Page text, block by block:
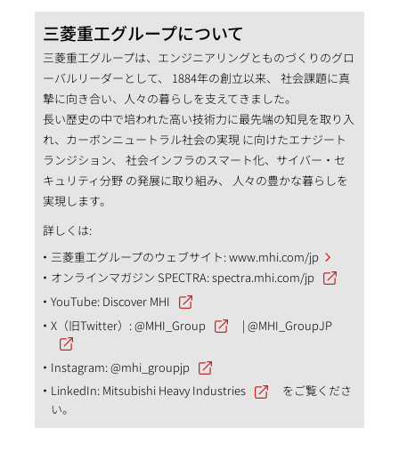
三菱重工グループについて
三菱重工グループは、エンジニアリングとものづくりのグロ
ーバルリーダーとして、 1884年の創立以来、 社会課題に真
摯に向き合い、人々の暮らしを支えてきました。
長い歴史の中で培われた高い技術力に最先端の知見を取り入
れ、カーボンニュートラル社会の実現 に向けたエナジート
ランジション、 社会インフラのスマート化、サイバー・セ
キュリティ分野 の発展に取り組み、 人々の豊かな暮らしを
実現します。
詳しくは:
三菱重工グループのウェブサイト:www.mhi.com/jp
オンラインマガジン SPECTRA:spectra.mhi.com/jp
YouTube: Discover MHI
X（旧Twitter）:@MHI_Group |@MHI_GroupJP
Instagram:@mhi_groupjp
LinkedIn: Mitsubishi Heavy Industries
をご覧くださ
い。